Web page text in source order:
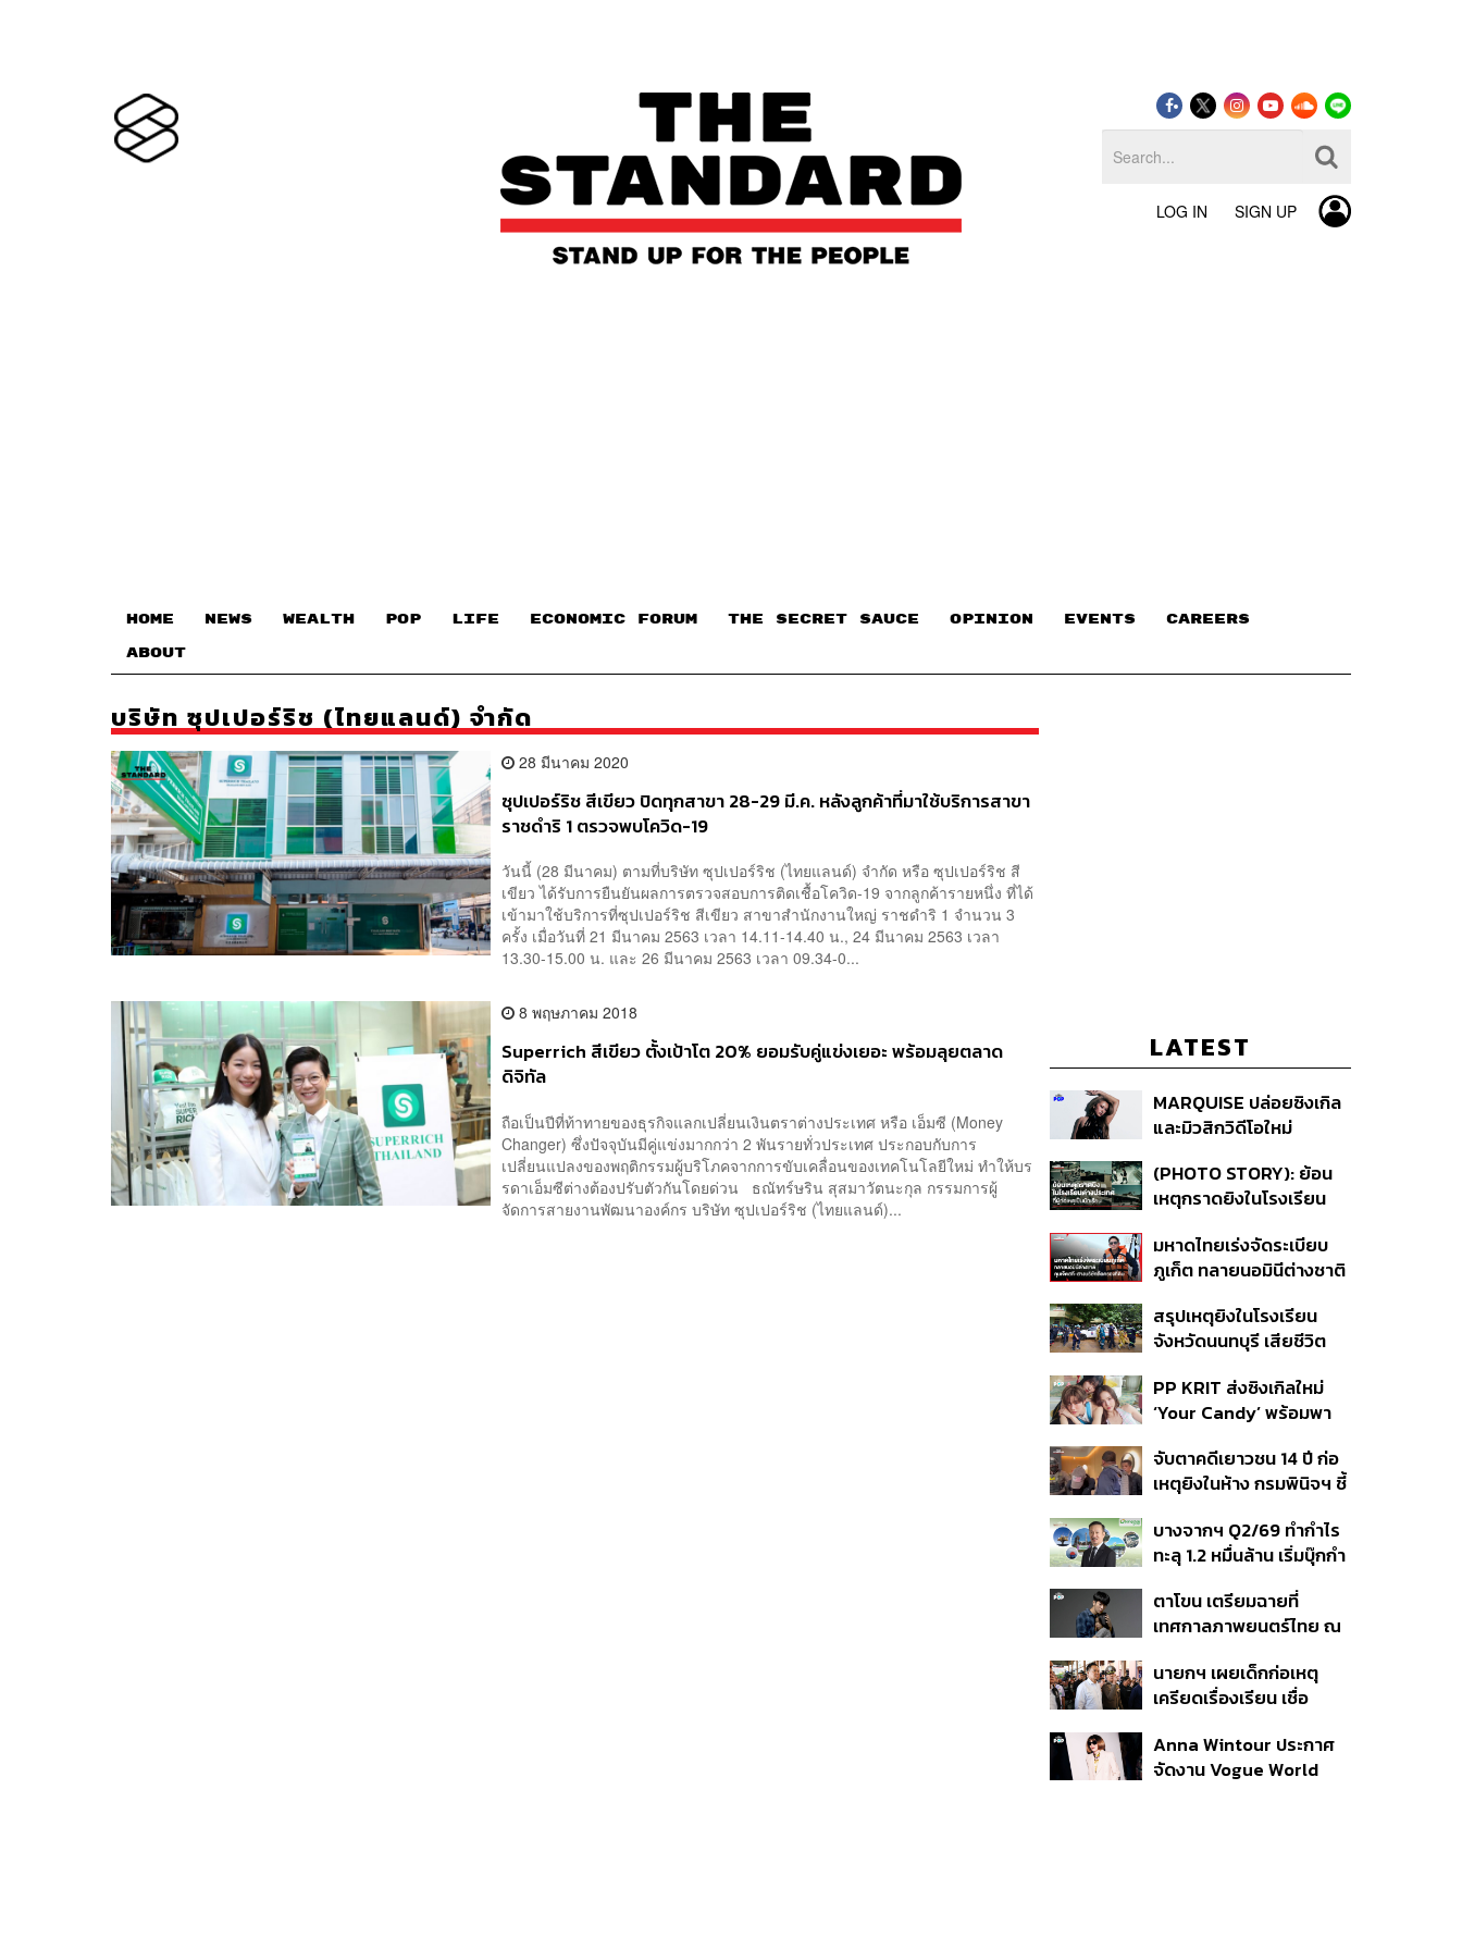
LOG IN SIGN UP
HOME NEWS WEALTH POP LIFE ECONOMIC FORUM THE SECRET SAUCE​ OPINION EVENTS CAREERS
ABOUT
บริษัท ซุปเปอร์ริช (ไทยแลนด์) จำกัด
28 มีนาคม 2020
ซุปเปอร์ริช สีเขียว ปิดทุกสาขา 28-29 มี.ค. หลังลูกค้าที่มาใช้บริการสาขา
ราชดำริ 1 ตรวจพบโควิด-19
วันนี้ (28 มีนาคม) ตามที่บริษัท ซุปเปอร์ริช (ไทยแลนด์) จำกัด หรือ ซุปเปอร์ริช สี
เขียว ได้รับการยืนยันผลการตรวจสอบการติดเชื้อโควิด-19 จากลูกค้ารายหนึ่ง ที่ได้
เข้ามาใช้บริการที่ซุปเปอร์ริช สีเขียว สาขาสำนักงานใหญ่ ราชดำริ 1 จำนวน 3
ครั้ง เมื่อวันที่ 21 มีนาคม 2563 เวลา 14.11-14.40 น., 24 มีนาคม 2563 เวลา
13.30-15.00 น. และ 26 มีนาคม 2563 เวลา 09.34-0...
8 พฤษภาคม 2018
Superrich สีเขียว ตั้งเป้าโต 20% ยอมรับคู่แข่งเยอะ พร้อมลุยตลาด
ดิจิทัล
ถือเป็นปีที่ท้าทายของธุรกิจแลกเปลี่ยนเงินตราต่างประเทศ หรือ เอ็มซี (Money
Changer) ซึ่งปัจจุบันมีคู่แข่งมากกว่า 2 พันรายทั่วประเทศ ประกอบกับการ
เปลี่ยนแปลงของพฤติกรรมผู้บริโภคจากการขับเคลื่อนของเทคโนโลยีใหม่ ทำให้บร
รดาเอ็มซีต่างต้องปรับตัวกันโดยด่วน ธณัทร์ษริน สุสมาวัตนะกุล กรรมการผู้
จัดการสายงานพัฒนาองค์กร บริษัท ซุปเปอร์ริช (ไทยแลนด์)...
LATEST
MARQUISE ปล่อยซิงเกิล
และมิวสิกวิดีโอใหม่
สัมพันธ์สุด Toxic
(PHOTO STORY): ย้อน
เหตุกราดยิงในโรงเรียน
นักเรียน
มหาดไทยเร่งจัดระเบียบ
ภูเก็ต ทลายนอมินีต่างชาติ
ที่ดิน เคลียร์ใบอนุญาต
โรงแรมค้าง 7 ปี
สรุปเหตุยิงในโรงเรียน
จังหวัดนนทบุรี เสียชีวิต
ปมค้นประวัติคดีกราดยิงที่
สหรัฐฯ
PP KRIT ส่งซิงเกิลใหม่
‘Your Candy’ พร้อมพา
สิกวิดีโอ
จับตาคดีเยาวชน 14 ปี ก่อ
เหตุยิงในห้าง กรมพินิจฯ ชี้
เนื่อง ประเมินปล่อยตัว
บางจากฯ Q2/69 ทำกำไร
ทะลุ 1.2 หมื่นล้าน เริ่มบุ๊กกำ
แรก หนุนรายได้ครึ่งปีทะลุ
3.2 แสนล้าน
ตาโขน เตรียมฉายที่
เทศกาลภาพยนตร์ไทย ณ
นายกฯ เผยเด็กก่อเหตุ
เครียดเรื่องเรียน เชื่อ
กระสุนอีกกว่า 30 นัด หาก
ไม่จบชีวิตตัวเองอาจสูญ
Anna Wintour ประกาศ
จัดงาน Vogue World